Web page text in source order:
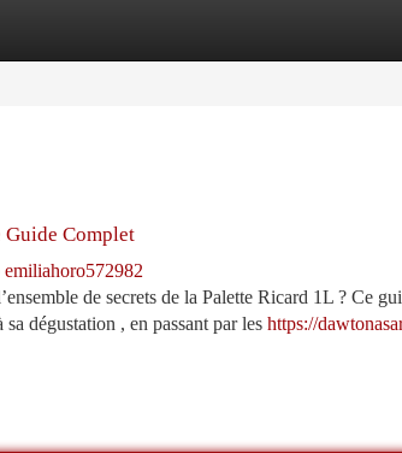
Guide Complet
emiliahoro572982
de secrets de la Palette Ricard 1L ? Ce
sa dégustation , en passant par les https://